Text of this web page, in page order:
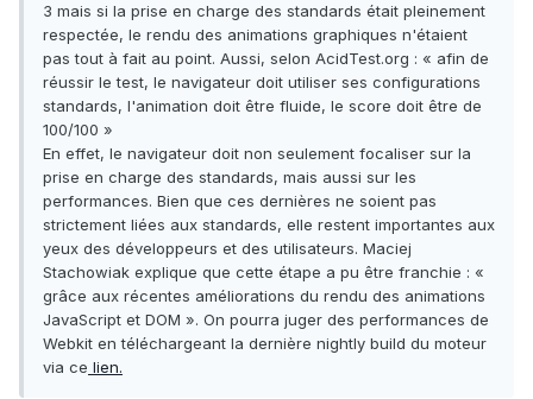
3 mais si la prise en charge des standards était pleinement
respectée, le rendu des animations graphiques n'étaient
pas tout à fait au point. Aussi, selon AcidTest.org : « afin de
réussir le test, le navigateur doit utiliser ses configurations
standards, l'animation doit être fluide, le score doit être de
100/100 »
En effet, le navigateur doit non seulement focaliser sur la
prise en charge des standards, mais aussi sur les
performances. Bien que ces dernières ne soient pas
strictement liées aux standards, elle restent importantes aux
yeux des développeurs et des utilisateurs. Maciej
Stachowiak explique que cette étape a pu être franchie : «
grâce aux récentes améliorations du rendu des animations
JavaScript et DOM ». On pourra juger des performances de
Webkit en téléchargeant la dernière nightly build du moteur
via ce lien.